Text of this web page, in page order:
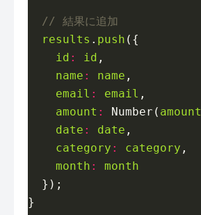
results . push
id : id
name : name
email : email
amount : Number( amount
date : date
category : category
month :
month